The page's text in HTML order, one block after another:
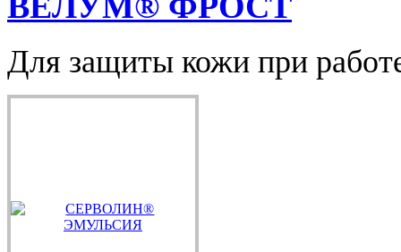
Для защиты кожи при